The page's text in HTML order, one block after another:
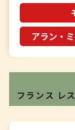
アラン・
フランス レ